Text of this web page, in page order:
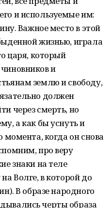
и используемые им:
Важное место в этой
жизнью, играла
царя, который
и
землю и свободу,
должен
через смерть, но
а как бы уснуть и
момента, когда он снова
про веру
знаки на теле
Волге, в которой до
В образе народного
черты образа